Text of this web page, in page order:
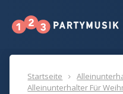
Startseite
Alleinunterhalter Für